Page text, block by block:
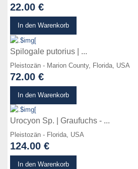
22.00 €
In den Warenkorb
Spilogale putorius | ...
Pleistozän - Marion County, Florida, USA
72.00 €
In den Warenkorb
Urocyon Sp. | Graufuchs - ...
Pleistozän - Florida, USA
124.00 €
In den Warenkorb